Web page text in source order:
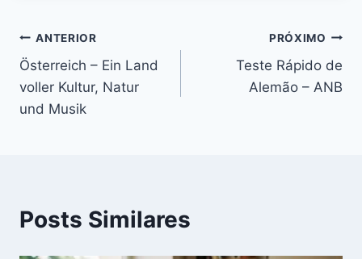
Navegação
de
Post
ANTERIOR
Österreich – Ein Land
voller Kultur, Natur
und Musik
PRÓXIMO
Teste Rápido de
Alemão – ANB
Posts Similares